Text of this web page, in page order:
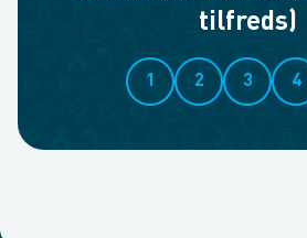
tilfreds)
1 2 3 4